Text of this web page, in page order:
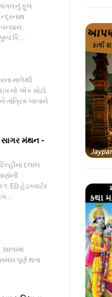
ફૂલ
કિ...
માળેથી
નો એક મોટો
તાંત્રિક બાબાને
મંથન -
દલાલ
ED હેડક્વાર્ટર
સમય પૂર્ણ થતા